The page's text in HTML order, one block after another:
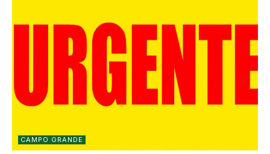
CAMPO GRANDE